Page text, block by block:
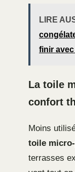
LIRE
finir avec
La toile
confort
Moins
toile
terrasses